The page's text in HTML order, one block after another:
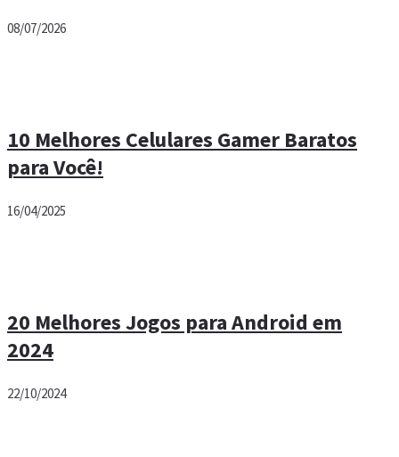
08/07/2026
10 Melhores Celulares Gamer Baratos
para Você!
16/04/2025
20 Melhores Jogos para Android em
2024
22/10/2024